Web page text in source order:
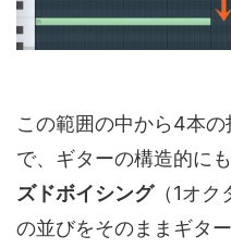
この範囲の中から4本
で、ギターの構造的に
ズドボイシング（1オク
の並びをそのままギタ